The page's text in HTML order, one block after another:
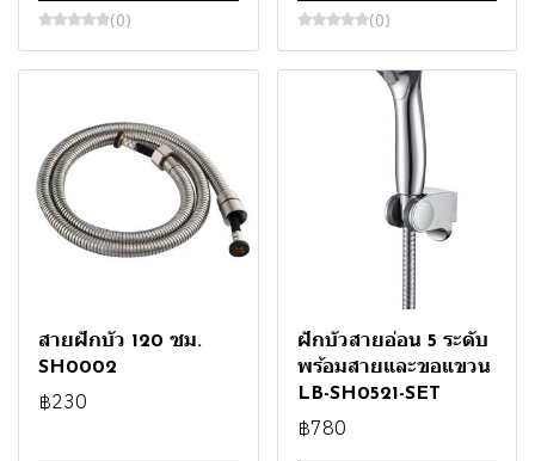
(0) (0)
สายฝักบัว 120 ซม.
SH0002
฿230
ฝักบัวสายอ่อน 5 ระดับ
พร้อมสายและขอแขวน
LB-SH0521-SET
฿780